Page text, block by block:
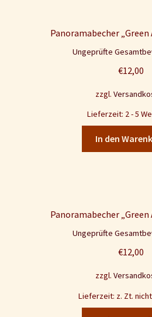
Panoramabecher
Ungeprüfte
€12,00
zzgl.
Lieferzeit: 2 - 5
In den
Panoramabecher
Ungeprüfte
€12,00
zzgl.
Lieferzeit: z. Zt.